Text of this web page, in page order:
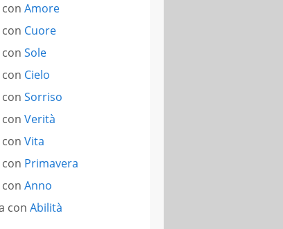
Amore
Cuore
Sole
Cielo
Sorriso
Verità
Vita
Primavera
Anno
con Abilità